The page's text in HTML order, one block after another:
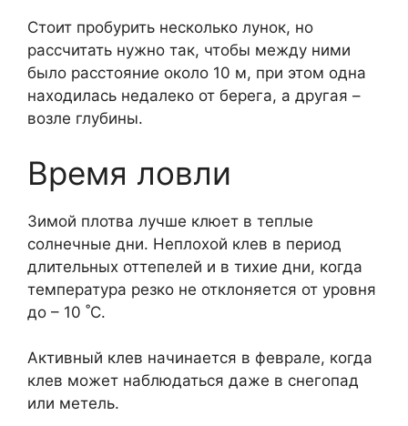
Стоит пробурить несколько лунок, но
рассчитать нужно так, чтобы между ними
было расстояние около 10 м, при этом одна
находилась недалеко от берега, а другая –
возле глубины.
Время ловли
Зимой плотва лучше клюет в теплые
солнечные дни. Неплохой клев в период
длительных оттепелей и в тихие дни, когда
температура резко не отклоняется от уровня
до – 10 ˚С.
Активный клев начинается в феврале, когда
клев может наблюдаться даже в снегопад
или метель.